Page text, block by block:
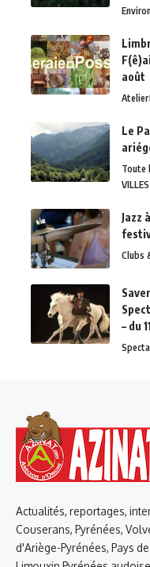
août
Atelier
Le
Toute
Jazz
Clubs
– du
Actualités, reportages,
Couserans, Pyrénées,
d'Ariège-Pyrénées, Pays